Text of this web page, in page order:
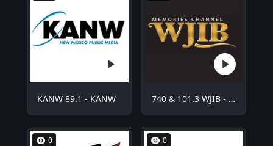
KANW 89.1 - KANW 740 & 101.3 WJIB - WJIB
0 0